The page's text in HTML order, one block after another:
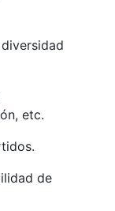
etc.
de